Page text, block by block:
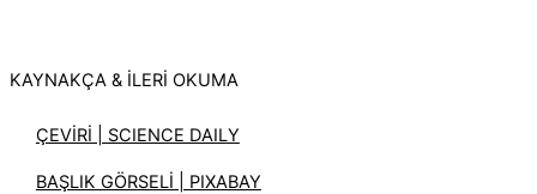
KAYNAKÇA & İLERİ OKUMA
ÇEVİRİ | SCIENCE DAILY
BAŞLIK GÖRSELİ | PIXABAY